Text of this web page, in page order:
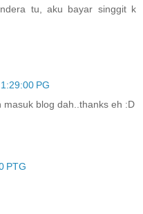
tu, aku bayar singgit k
PG
blog dah..thanks eh :D
PTG